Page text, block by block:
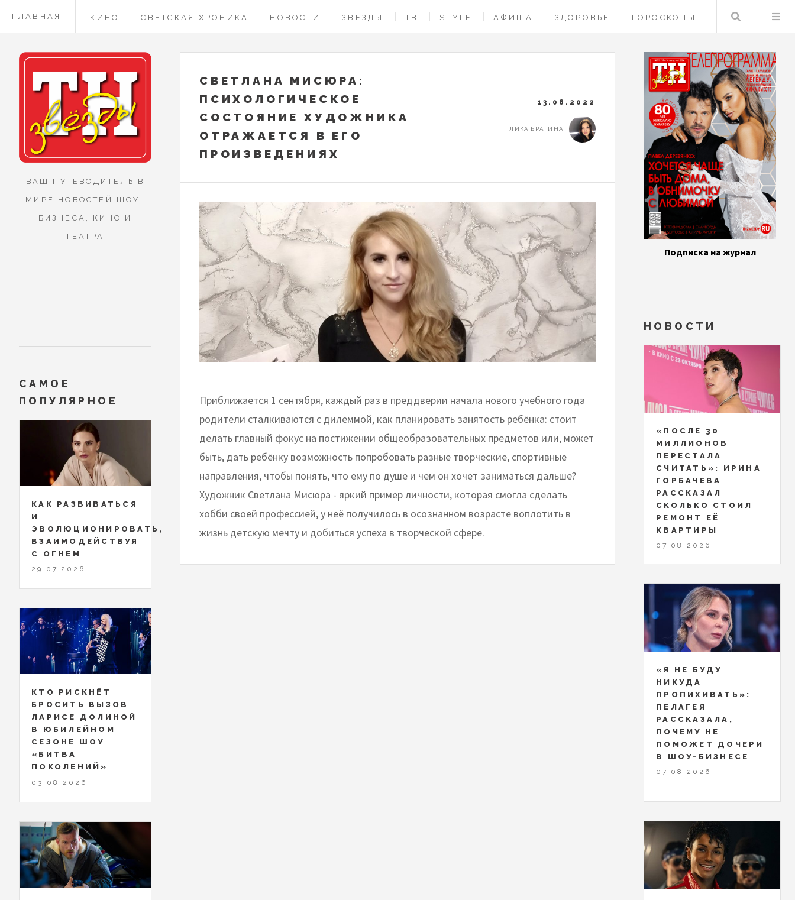
ГЛАВНАЯ КИНО СВЕТСКАЯ ХРОНИКА НОВОСТИ ЗВЕЗДЫ ТВ STYLE АФИША ЗДОРОВЬЕ ГОРОСКОПЫ
КОНТАКТЫ
Поиск
СВЕТЛАНА МИСЮРА:
ПСИХОЛОГИЧЕСКОЕ
СОСТОЯНИЕ ХУДОЖНИКА
ОТРАЖАЕТСЯ В ЕГО
ПРОИЗВЕДЕНИЯХ
13.08.2022
ЛИКА БРАГИНА
Приближается 1 сентября, каждый раз в преддверии начала нового учебного года
родители сталкиваются с дилеммой, как планировать занятость ребёнка: стоит
делать главный фокус на постижении общеобразовательных предметов или, может
быть, дать ребёнку возможность попробовать разные творческие, спортивные
направления, чтобы понять, что ему по душе и чем он хочет заниматься дальше?
Художник Светлана Мисюра - яркий пример личности, которая смогла сделать
хобби своей профессией, у неё получилось в осознанном возрасте воплотить в
жизнь детскую мечту и добиться успеха в творческой сфере.
ВАШ ПУТЕВОДИТЕЛЬ В
МИРЕ НОВОСТЕЙ ШОУ-
БИЗНЕСА, КИНО И
ТЕАТРА
САМОЕ
ПОПУЛЯРНОЕ
КАК РАЗВИВАТЬСЯ
И
ЭВОЛЮЦИОНИРОВАТЬ,
ВЗАИМОДЕЙСТВУЯ
С ОГНЕМ
29.07.2026
КТО РИСКНЁТ
БРОСИТЬ ВЫЗОВ
ЛАРИСЕ ДОЛИНОЙ
В ЮБИЛЕЙНОМ
СЕЗОНЕ ШОУ
«БИТВА
ПОКОЛЕНИЙ»
03.08.2026
Подписка на журнал
НОВОСТИ
«ПОСЛЕ 30
МИЛЛИОНОВ
ПЕРЕСТАЛА
СЧИТАТЬ»: ИРИНА
ГОРБАЧЕВА
РАССКАЗАЛ
СКОЛЬКО СТОИЛ
РЕМОНТ ЕЁ
КВАРТИРЫ
07.08.2026
«Я НЕ БУДУ
НИКУДА
ПРОПИХИВАТЬ»:
ПЕЛАГЕЯ
РАССКАЗАЛА,
ПОЧЕМУ НЕ
ПОМОЖЕТ ДОЧЕРИ
В ШОУ-БИЗНЕСЕ
07.08.2026